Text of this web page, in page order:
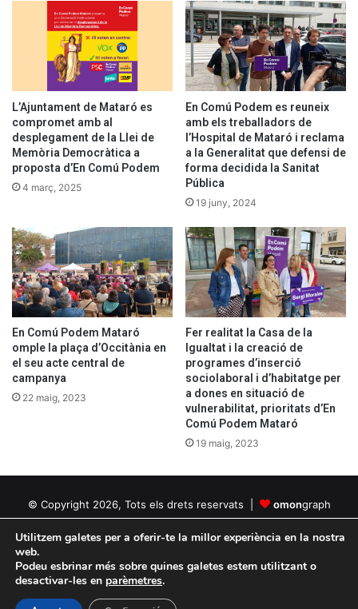
L’Ajuntament de Mataró es
compromet amb al
desplegament de la Llei de
Memòria Democràtica a
proposta d’En Comú Podem
4 març, 2025
En Comú Podem es reuneix
amb els treballadors de
l’Hospital de Mataró i reclama
a la Generalitat que defensi de
forma decidida la Sanitat
Pública
19 juny, 2024
En Comú Podem Mataró
omple la plaça d’Occitània en
el seu acte central de
campanya
22 maig, 2023
Fer realitat la Casa de la
Igualtat i la creació de
programes d’inserció
sociolaboral i d’habitatge per
a dones en situació de
vulnerabilitat, prioritats d’En
Comú Podem Mataró
19 maig, 2023
© Copyright 2026, Tots els drets reservats | omongraph
Política de cookies
Facebook
TwitterYouTubeInstagram
Utilitzem galetes per a oferir-te la millor experiència en la nostra
web.
Podeu esbrinar més sobre quines galetes estem utilitzant o
desactivar-les en parèmetres.